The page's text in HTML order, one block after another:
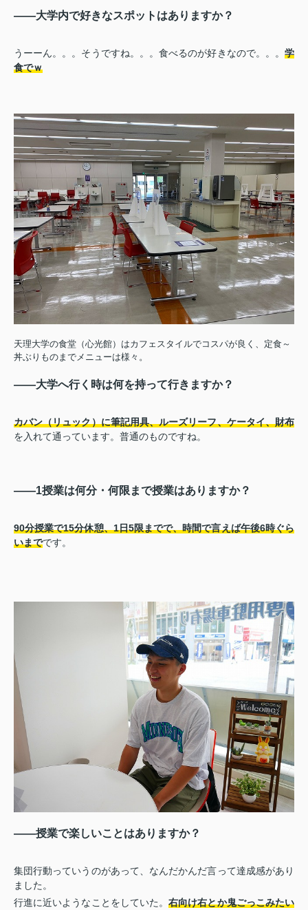
――大学内で好きなスポットはありますか？
うーーん。。。そうですね。。。食べるのが好きなので。。。 学
食でｗ
天理大学の食堂（心光館）はカフェスタイルでコスパが良く、定食～
丼ぶりものまでメニューは様々。
――大学へ行く時は何を持って行きますか？
カバン（リュック）に筆記用具、ルーズリーフ、ケータイ、財布
を入れて通っています。普通のものですね。
――1授業は何分・何限まで授業はありますか？
90分授業で15分休憩、1日5限までで、時間で言えば午後6時ぐら
いまでです。
――授業で楽しいことはありますか？
集団行動っていうのがあって、なんだかんだ言って達成感があり
ました。
行進に近いようなことをしていた。右向け右とか鬼ごっこみたい